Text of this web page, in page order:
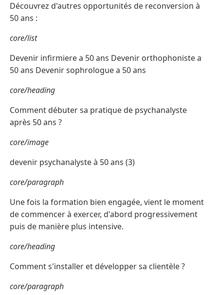
Découvrez d'autres opportunités de reconversion à
50 ans :
core/list
Devenir infirmiere a 50 ans Devenir orthophoniste a
50 ans Devenir sophrologue a 50 ans
core/heading
Comment débuter sa pratique de psychanalyste
après 50 ans ?
core/image
devenir psychanalyste à 50 ans (3)
core/paragraph
Une fois la formation bien engagée, vient le moment
de commencer à exercer, d'abord progressivement
puis de manière plus intensive.
core/heading
Comment s'installer et développer sa clientèle ?
core/paragraph